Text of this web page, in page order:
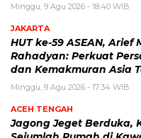
Minggu, 9 Agu 2026 - 18:40 WIB
JAKARTA
HUT ke-59 ASEAN, Arief
Rahadyan: Perkuat
dan Kemakmuran Asia
Minggu, 9 Agu 2026 - 17:34 WIB
ACEH TENGAH
Jagong Jeget Berduka,